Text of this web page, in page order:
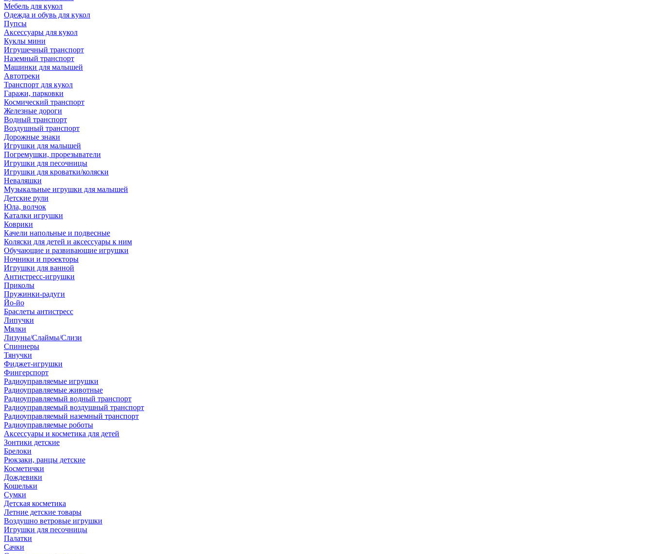
Мебель для кукол
Одежда и обувь для кукол
Пупсы
Аксессуары для кукол
Куклы мини
Игрушечный транспорт
Наземный транспорт
Машинки для малышей
Автотреки
Транспорт для кукол
Гаражи, парковки
Космический транспорт
Железные дороги
Водный транспорт
Воздушный транспорт
Дорожные знаки
Игрушки для малышей
Погремушки, прорезыватели
Игрушки для песочницы
Игрушки для кроватки/коляски
Неваляшки
Музыкальные игрушки для малышей
Детские рули
Юла, волчок
Каталки игрушки
Коврики
Качели напольные и подвесные
Коляски для детей и аксессуары к ним
Обучающие и развивающие игрушки
Ночники и проекторы
Игрушки для ванной
Антистресс-игрушки
Приколы
Пружинки-радуги
Йо-йо
Браслеты антистресс
Липучки
Мялки
Лизуны/Слаймы/Слизи
Спиннеры
Тянучки
Фиджет-игрушки
Фингерспорт
Радиоуправляемые игрушки
Радиоуправляемые животные
Радиоуправляемый водный транспорт
Радиоуправляемый воздушный транспорт
Радиоуправляемый наземный транспорт
Радиоуправляемые роботы
Аксессуары и косметика для детей
Зонтики детские
Брелоки
Рюкзаки, ранцы детские
Косметички
Дождевики
Кошельки
Сумки
Детская косметика
Летние детские товары
Воздушно ветровые игрушки
Игрушки для песочницы
Палатки
Сачки